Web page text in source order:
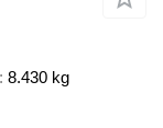
8.430 kg